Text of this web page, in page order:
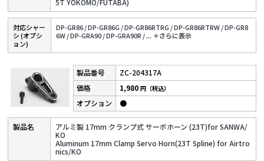
5T YOKOMO/FUTABA)
対応シャー
シ (オプシ
ョン)
DP-GR86 /DP-GR86G /DP-GR86RTRG /DP-GR86RTRW /DP-GR8
6W /DP-GRA90 /DP-GRA90R /... ＋さらに表⽰
ZC-204317A
アルミ製 17mm クランプ式 サーボホーン (23T)for SANWA/
KO
Aluminum 17mm Clamp Servo Horn(23T Spline) for Airtro
nics/KO
1,980円（税込）
●